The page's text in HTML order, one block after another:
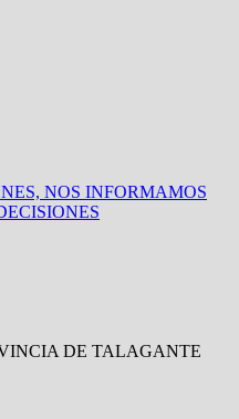
NOS INFORMAMOS
DE TALAGANTE